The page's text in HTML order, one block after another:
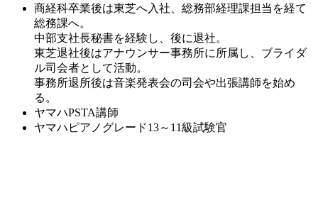
商経科卒業後は東芝へ入社、総務部経理課担当を経て
総務課へ。
中部支社長秘書を経験し、後に退社。
東芝退社後はアナウンサー事務所に所属し、ブライダ
ル司会者として活動。
事務所退所後は音楽発表会の司会や出張講師を始め
る。
ヤマハPSTA講師
ヤマハピアノグレード13～11級試験官